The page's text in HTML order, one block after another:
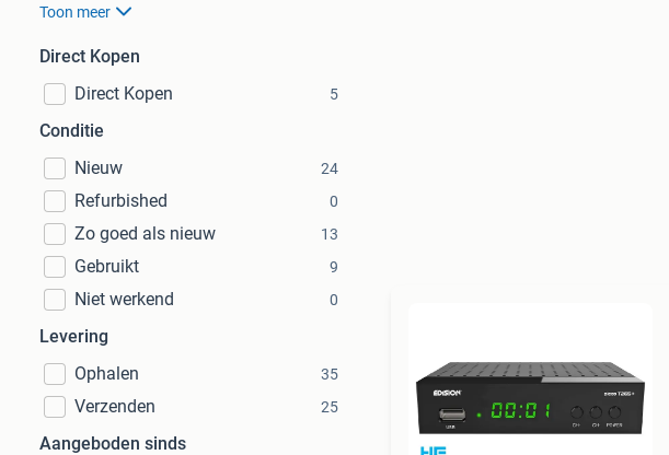
Toon meer
Direct Kopen
Direct Kopen
5
Conditie
Nieuw
24
Refurbished 0
Zo goed als nieuw 13
Gebruikt 9
Niet werkend 0
Levering
Ophalen
35
Verzenden 25
Aangeboden sinds